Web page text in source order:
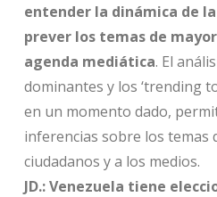
entender la dinámica de
prever los temas de
agenda mediática. El
dominantes y los ‘trending
en un momento dado,
inferencias sobre los temas
ciudadanos y a los medios.
JD.:Venezuela tiene